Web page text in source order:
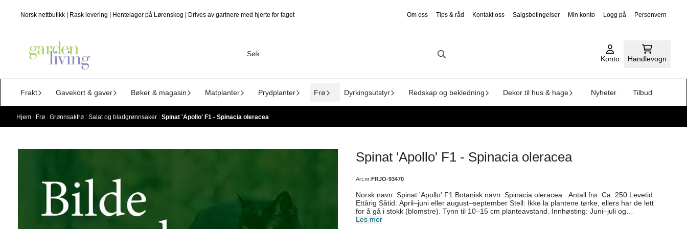
Norsk nettbutikk | Rask levering | Hentelager på Lørenskog | Drives av gartnere med hjerte for faget Om oss Tips & råd Kontakt oss Salgsbetingelser Min konto Logg på Personvern
Konto Handlevogn
Frakt Gavekort & gaver Bøker & magasin Matplanter Prydplanter Frø Dyrkingsutstyr Redskap og bekledning Dekor til hus & hage Nyheter Tilbud
Hjem / Frø / Grønnsakfrø / Salat og bladgrønnsaker / Spinat 'Apollo' F1 - Spinacia oleracea
Spinat 'Apollo' F1 - Spinacia oleracea
Art.nr:FRJO-93470
Norsk navn: Spinat 'Apollo' F1 Botanisk navn: Spinacia oleracea Antall frø: Ca. 250 Levetid:
Ettårig Såtid: April–juni eller august–september Stell: Ikke la plantene tørke, ellers har de lett
for å gå i stokk (blomstre). Tynn til 10–15 cm planteavstand. Innhøsting: Juni–juli og
september–oktober. Plukk småblader etter behov, noen få fra hver plante. De vokser ut igjen –
Les mer